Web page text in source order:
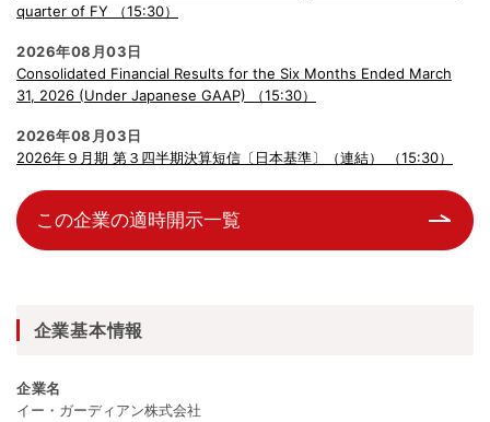
quarter of FY （15:30）
2026年08月03日
Consolidated Financial Results for the Six Months Ended March
31, 2026 (Under Japanese GAAP) （15:30）
2026年08月03日
2026年９月期 第３四半期決算短信〔日本基準〕（連結） （15:30）
この企業の適時開示一覧
企業基本情報
企業名
イー・ガーディアン株式会社